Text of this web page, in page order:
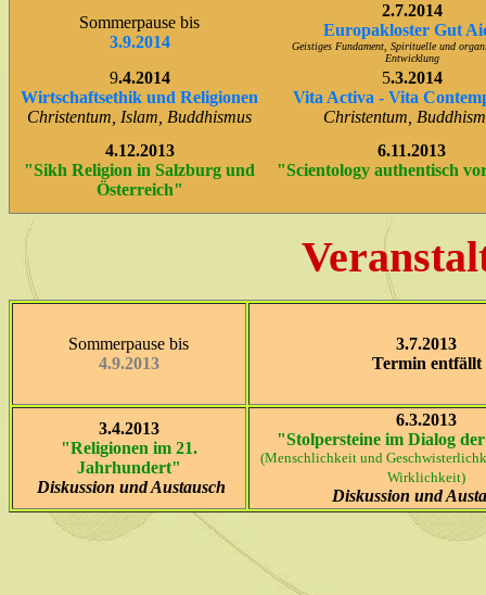
Sommerpause bis
3.9.2014
2.7.2014
Europakloster Gut
Geistiges Fundament, Spirituelle und
Entwicklung
9.4.2014
Wirtschaftsethik und Religionen
Christentum, Islam, Buddhismus
5.3.2014
Vita Activa - Vita
Christentum,
4.12.2013
"Sikh Religion in Salzburg und
Österreich"
6.11.2013
"Scientology authentisch
Sommerpause bis
4.9.2013
3.7.2013
Termin entfällt
3.4.2013
"Religionen im 21.
Jahrhundert"
Diskussion und Austausch
6.3.2013
"Stolpersteine im Dialog
(Menschlichkeit und
Wirklichkeit)
Diskussion und